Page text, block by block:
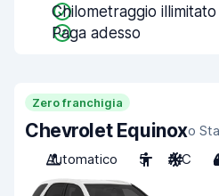
Chilometraggio illimitato
Paga adesso
Zero franchigia
Chevrolet Equinoxo
Automatico
5 A/C